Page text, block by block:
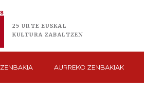
25 URTE EUSKAL
KULTURA ZABALTZEN
ZENBAKIA AURREKO ZENBAKIAK